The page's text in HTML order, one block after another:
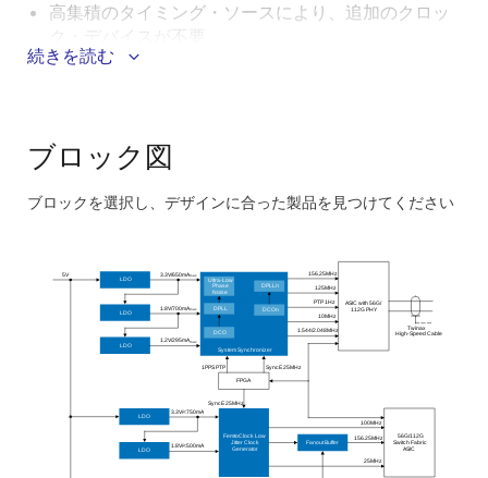
高集積のタイミング・ソースにより、追加のクロッ
ク・デバイスが不要
112Gbps SerDesインターコネクトクロックをサポー
1588 G.8262.1およびG.8262テレコム境界クロック要
件、およびG.8273.2クラスC/D時間精度をサポート
続きを読む
ブロック図
ブロックを選択し、デザインに合った製品を見つけてください
block
LDO
LDO
LDO
ASIC with 56G/
112G PHY
FPGA
LDO
LDO
FemtoClock Low
Jitter Clock
Generator
Fanout Buffer
56G/112G
Switch Fabric
ASIC
5V 3.3V/650mAmax
1.8V/700mAmax
1.2V/295mAmax
156.25MHz
125MHz
PTP 1Hz
10MHz
3.3V/<750mA
1.8V/<500mA
1PPS PTP SyncE 25MHz
SyncE 25MHz
25MHz
156.25MHz
100MHz
1.544/2.048MHz
Twinax
High-Speed Cable
System Synchronizer
Ultra-Low
Phase
Noise
DPLL
DCO
DPLLn
DCOn